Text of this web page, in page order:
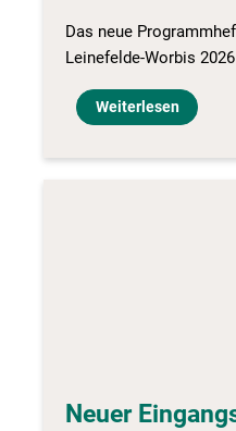
Das neue
Leinefelde-Worbis
Weiterlesen
Neuer